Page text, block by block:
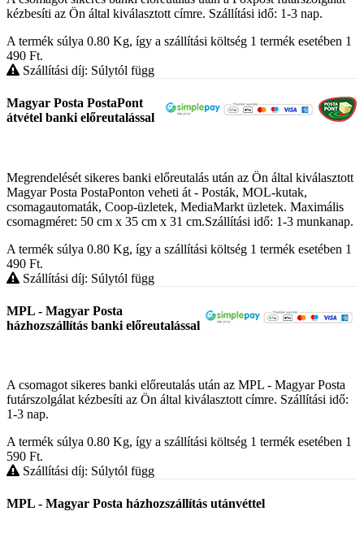
kézbesíti az Ön által kiválasztott címre. Szállítási idő: 1-3 nap.
A termék súlya 0.80 Kg, így a szállítási költség 1 termék esetében 1
490 Ft.
Szállítási díj: Súlytól függ
Magyar Posta PostaPont
átvétel banki előreutalással
Megrendelését sikeres banki előreutalás után az Ön által kiválasztott
Magyar Posta PostaPonton veheti át - Posták, MOL-kutak,
csomagautomaták, Coop-üzletek, MediaMarkt üzletek. Maximális
csomagméret: 50 cm x 35 cm x 31 cm.Szállítási idő: 1-3 munkanap.
A termék súlya 0.80 Kg, így a szállítási költség 1 termék esetében 1
490 Ft.
Szállítási díj: Súlytól függ
MPL - Magyar Posta
házhozszállítás banki előreutalással
A csomagot sikeres banki előreutalás után az MPL - Magyar Posta
futárszolgálat kézbesíti az Ön által kiválasztott címre. Szállítási idő:
1-3 nap.
A termék súlya 0.80 Kg, így a szállítási költség 1 termék esetében 1
590 Ft.
Szállítási díj: Súlytól függ
MPL - Magyar Posta házhozszállítás utánvéttel